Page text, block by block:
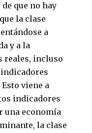
que no hay
la clase
a
y a la
reales, incluso
viene a
indicadores
una economía
la clase